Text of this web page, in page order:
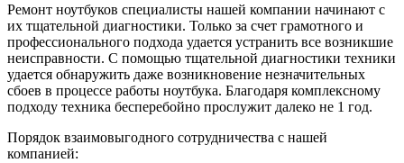
Ремонт ноутбуков специалисты нашей компании начинают с
их тщательной диагностики. Только за счет грамотного и
профессионального подхода удается устранить все возникшие
неисправности. С помощью тщательной диагностики техники
удается обнаружить даже возникновение незначительных
сбоев в процессе работы ноутбука. Благодаря комплексному
подходу техника бесперебойно прослужит далеко не 1 год.
Порядок взаимовыгодного сотрудничества с нашей
компанией: